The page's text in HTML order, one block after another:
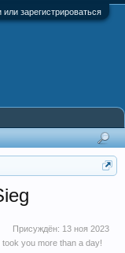
или зарегистрироваться
Присуждён: 13 ноя 2023
you more than a day!